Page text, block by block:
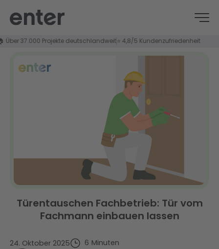
37.000 Projekte deutschlandweit⭐ 4,8/5 Kundenzufriedenheit
Türentauschen Fachbetrieb: Tür vom
Fachmann einbauen lassen
24. Oktober 2025 6 Minuten